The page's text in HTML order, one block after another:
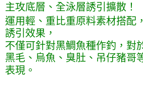
【注意事項】
1.本服務係由「台灣大哥大股份有限公司」（以
用戶於交易時，得透過本服務購買商品或服務，
買賣價金債權讓與本公司後，依約使用本公司帳
2.基於同意付款使用「大哥付你分期」之契約關
資料（包含姓名、電話或地址）提供予台灣大哥
由本公司與您本人進行分期帳單所需資料之確認
3.完整用戶服務條款，請詳閱以下連結：
３．收到繳費通知簡訊後14天內，點擊此簡訊中
ATM／網路銀行／等多元方式進行付款，方視為
※ 請注意：結帳手續完成當下不需立刻繳費，但
購買商品的店家。未經商家同意取消之訂單仍視
後付繳納相關費用。
※ 交易是否成功請以「AFTEE先享後付 」之結
是否繳費成功／繳費後需取消欲退款等相關疑問
客戶支援中心」
主攻底層、全泳層誘引擴散！
運用輕、重比重原料素材搭配
誘引效果，
不僅可針對黑鯛魚種作釣，對
黑毛、烏魚、臭肚、吊仔豬哥
表現。